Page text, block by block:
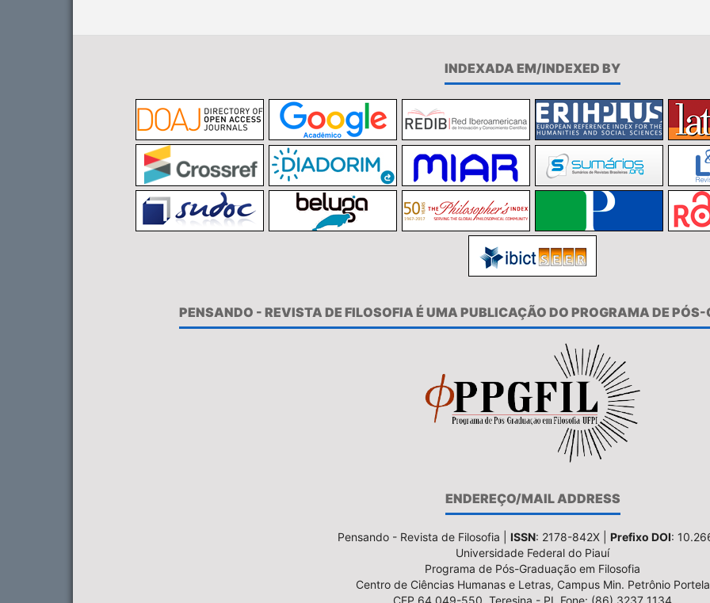
INDEXADA EM/INDEXED BY
PENSANDO - REVISTA DE FILOSOFIA É UMA PUBLICAÇÃO DO PROGRAMA DE
ENDEREÇO/MAIL ADDRESS
Pensando - Revista de Filosofia | ISSN: 2178-842X | Prefixo DOI:
Universidade Federal do Piauí
Programa de Pós-Graduação em Filosofia
Centro de Ciências Humanas e Letras, Campus Min. Petrônio Portela